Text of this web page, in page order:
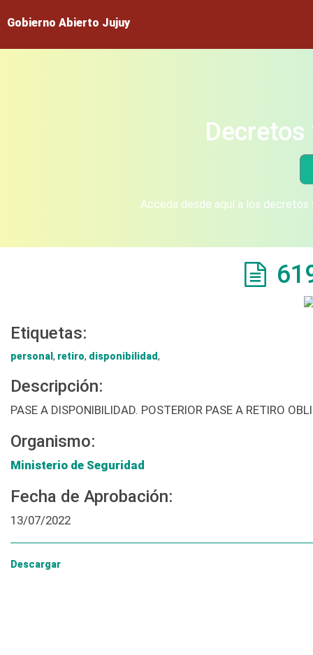
Gobierno Abierto Jujuy
Acceda desde aquí a los
Etiquetas:
personal , retiro, disponibilidad,
Descripción:
PASE A DISPONIBILIDAD. POSTERIOR PASE A RETIRO
Organismo:
Ministerio de Seguridad
Fecha de Aprobación:
13/07/2022
Descargar